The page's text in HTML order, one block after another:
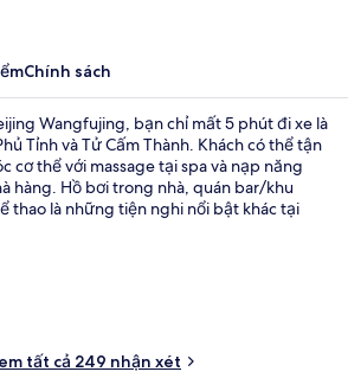
Chính sách
Wangfujing, bạn chỉ mất 5 phút đi xe là
Tỉnh và Tử Cấm Thành. Khách có thể tận
cơ thể với massage tại spa và nạp năng
hàng. Hồ bơi trong nhà, quán bar/khu
thao là những tiện nghi nổi bật khác tại
công cộng chỉ cách một quãng đi bộ ngắn:
chân và Ga metro National Art Museum 8
tất cả 249 nhận xét